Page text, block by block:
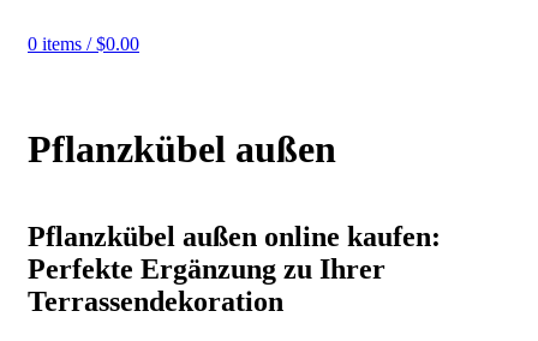
0 items / $0.00
Pflanzkübel außen
Pflanzkübel außen online kaufen:
Perfekte Ergänzung zu Ihrer
Terrassendekoration